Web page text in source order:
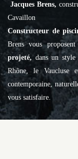
Jacques Brens,
Cavaillon
Constructeur de
Brens vous
projeté, dans un style
Rhône, le Vaucluse
contemporaine,
vous satisfaire.